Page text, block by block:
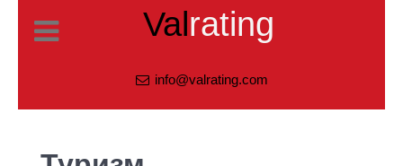
Valrating
info@valrating.com